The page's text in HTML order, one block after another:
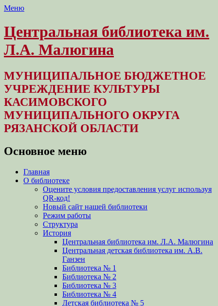
Меню
Центральная библиотека им.
Л.А. Малюгина
МУНИЦИПАЛЬНОЕ БЮДЖЕТНОЕ
УЧРЕЖДЕНИЕ КУЛЬТУРЫ
КАСИМОВСКОГО
МУНИЦИПАЛЬНОГО ОКРУГА
РЯЗАНСКОЙ ОБЛАСТИ
Основное меню
Перейти
содержимому
Главная
О библиотеке
Оцените условия предоставления услуг используя
QR-код!
Новый сайт нашей библиотеки
Режим работы
Структура
История
Центральная библиотека им. Л.А. Малюгина
Центральная детская библиотека им. А.В.
Ганзен
Библиотека № 1
Библиотека № 2
Библиотека № 3
Библиотека № 4
Детская библиотека № 5